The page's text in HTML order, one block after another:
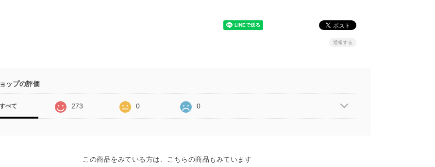
通報する
ップの評価
べて 273 0 0
この商品をみている方は、こちらの商品もみています